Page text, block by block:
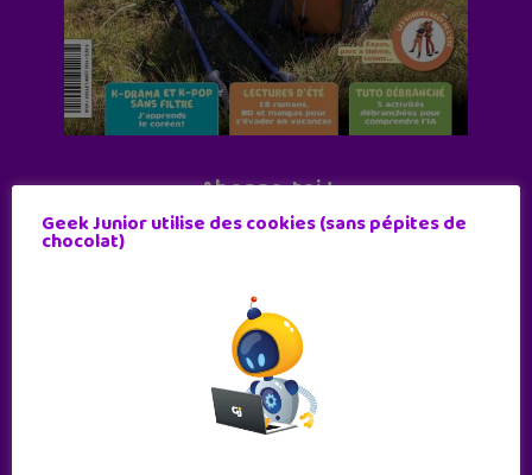
Abonne-toi !
11 numéros par an
JE M'ABONNE !
Geek Junior utilise des cookies (sans pépites de
chocolat)